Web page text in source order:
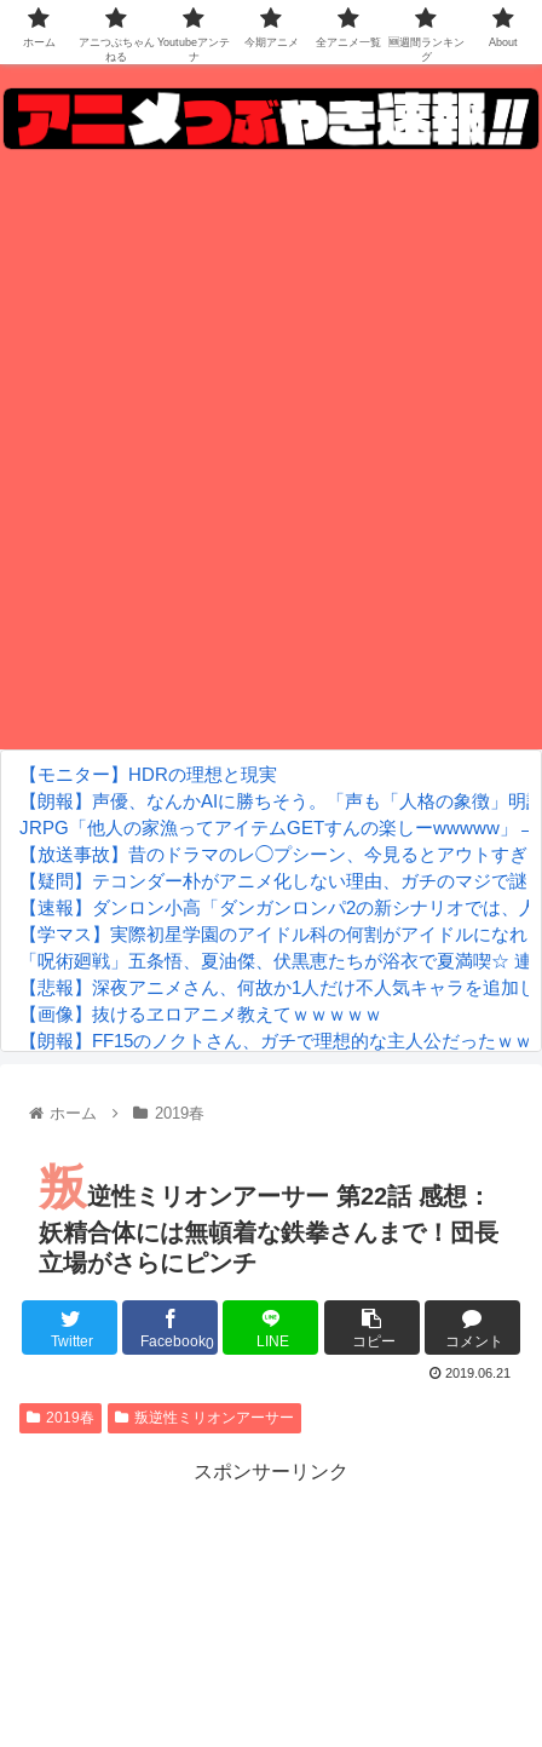
【モニター】HDRの理想と現実
【朗報】声優、なんかAIに勝ちそう。「声も「人格の象徴」明
JRPG「他人の家漁ってアイテムGETすんの楽しーwwwww」→
【放送事故】昔のドラマのレ◯プシーン、今見るとアウトすぎ
【疑問】テコンダー朴がアニメ化しない理由、ガチのマジで謎
【速報】ダンロン小高「ダンガンロンパ2の新シナリオでは、
【学マス】実際初星学園のアイドル科の何割がアイドルになれ
「呪術廻戦」五条悟、夏油傑、伏黒恵たちが浴衣で夏満喫☆
【悲報】深夜アニメさん、何故か1人だけ不人気キャラを追加
【画像】抜けるヱロアニメ教えてｗｗｗｗｗ
【朗報】FF15のノクトさん、ガチで理想的な主人公だったｗｗ
『進撃の巨人』で一番面白いところってｗｗｗｗｗ
るろうに剣心 -明治剣客浪漫譚- 京都動乱 第33話の感想
同盟、帝国、フェザーン。生まれるなら何処がいいか問題！
Powered by livedoor 相互RSS
ホーム 2019春
叛逆性ミリオンアーサー 第22話 感想：
妖精合体には無頓着な鉄拳さんまで！団長
立場がさらにピンチ
Twitter Facebook0 LINE コピー コメント
2019.06.21
2019春 叛逆性ミリオンアーサー
スポンサーリンク
ホーム
アニつぶちゃん
ねる
Youtubeアンテ
ナ
今期アニメ 全アニメ一覧
🆕週間ランキン
グ
About